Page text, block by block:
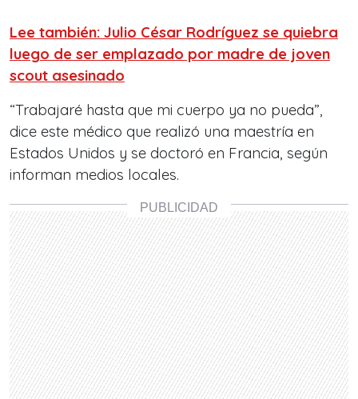
Lee también: Julio César Rodríguez se quiebra
luego de ser emplazado por madre de joven
scout asesinado
“Trabajaré hasta que mi cuerpo ya no pueda”,
dice este médico que realizó una maestría en
Estados Unidos y se doctoró en Francia, según
informan medios locales.